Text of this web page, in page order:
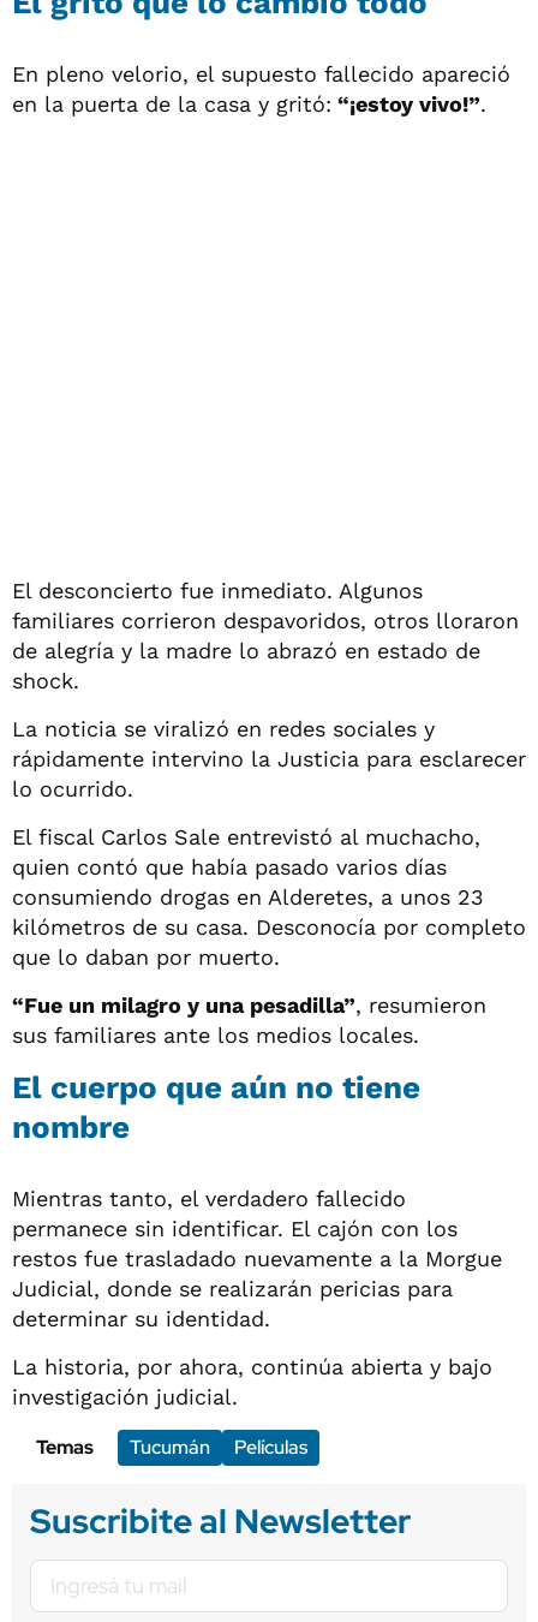
En pleno velorio, el supuesto fallecido apareció
en la puerta de la casa y gritó: “¡estoy vivo!”.
El desconcierto fue inmediato. Algunos
familiares corrieron despavoridos, otros lloraron
de alegría y la madre lo abrazó en estado de
shock.
La noticia se viralizó en redes sociales y
rápidamente intervino la Justicia para esclarecer
lo ocurrido.
El fiscal Carlos Sale entrevistó al muchacho,
quien contó que había pasado varios días
consumiendo drogas en Alderetes, a unos 23
kilómetros de su casa. Desconocía por completo
que lo daban por muerto.
“Fue un milagro y una pesadilla”, resumieron
sus familiares ante los medios locales.
El cuerpo que aún no tiene
nombre
Mientras tanto, el verdadero fallecido
permanece sin identificar. El cajón con los
restos fue trasladado nuevamente a la Morgue
Judicial, donde se realizarán pericias para
determinar su identidad.
La historia, por ahora, continúa abierta y bajo
investigación judicial.
Temas
Tucumán Películas
Suscribite al Newsletter